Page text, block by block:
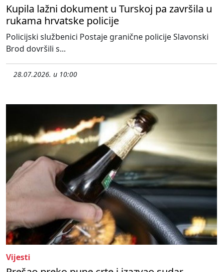
Kupila lažni dokument u Turskoj pa završila u
rukama hrvatske policije
Policijski službenici Postaje granične policije Slavonski
Brod dovršili s...
28.07.2026. u 10:00
Vijesti